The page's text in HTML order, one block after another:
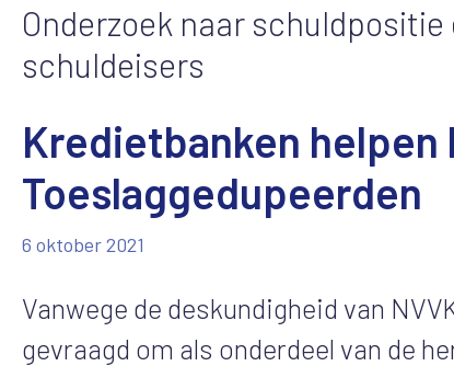
Onderzoek naar
schuldeisers
Kredietbanken
Toeslaggedupeerden
6 oktober 2021
Vanwege de deskundigheid van
gevraagd om als onderdeel van de